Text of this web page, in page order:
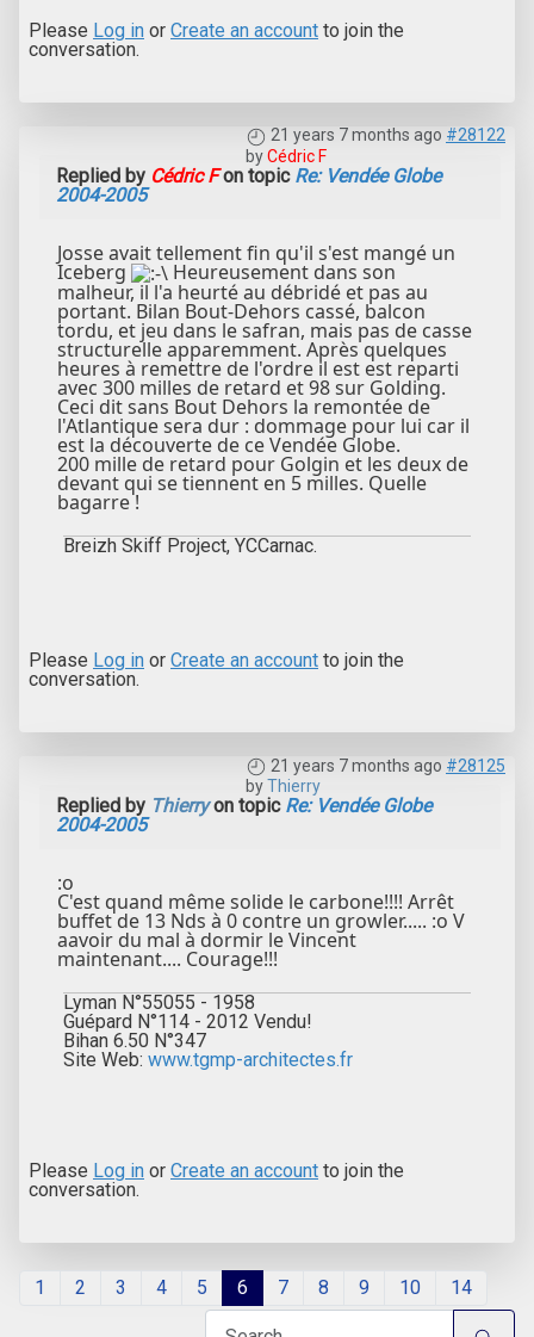
Please Log in or Create an account to join the
conversation.
21 years 7 months ago #28122
byCédric F
Replied by Cédric Fon topic Re: Vendée Globe
2004-2005
Josse avait tellement fin qu'il s'est mangé un
Iceberg
Heureusement dans son
malheur, il l'a heurté au débridé et pas au
portant. Bilan Bout-Dehors cassé, balcon
tordu, et jeu dans le safran, mais pas de casse
structurelle apparemment. Après quelques
heures à remettre de l'ordre il est est reparti
avec 300 milles de retard et 98 sur Golding.
Ceci dit sans Bout Dehors la remontée de
l'Atlantique sera dur : dommage pour lui car il
est la découverte de ce Vendée Globe.
200 mille de retard pour Golgin et les deux de
devant qui se tiennent en 5 milles. Quelle
bagarre !
Breizh Skiff Project, YCCarnac.
Please Log in or Create an account to join the
conversation.
21 years 7 months ago #28125
byThierry
Replied by Thierryon topic Re: Vendée Globe
2004-2005
:o
C'est quand même solide le carbone!!!! Arrêt
buffet de 13 Nds à 0 contre un growler..... :o V
aavoir du mal à dormir le Vincent
maintenant.... Courage!!!
Lyman N°55055 - 1958
Guépard N°114 - 2012 Vendu!
Bihan 6.50 N°347
Site Web: www.tgmp-architectes.fr
Please Log in or Create an account to join the
conversation.
1 2 3 4 5 6 7 8 9 10 14